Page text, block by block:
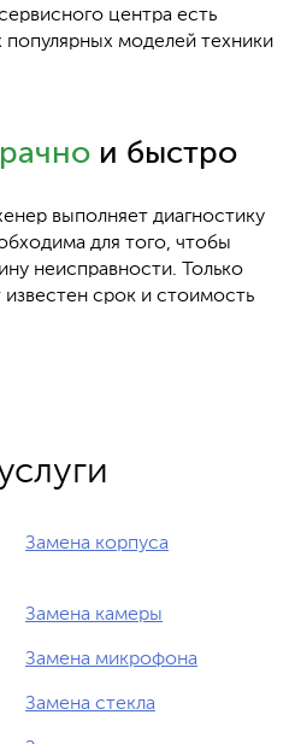
центра есть
моделей техники
и быстро
выполняет диагностику
для того, чтобы
неисправности. Только
известен срок и стоимость
Замена корпуса
Замена камеры
Замена микрофона
Замена стекла